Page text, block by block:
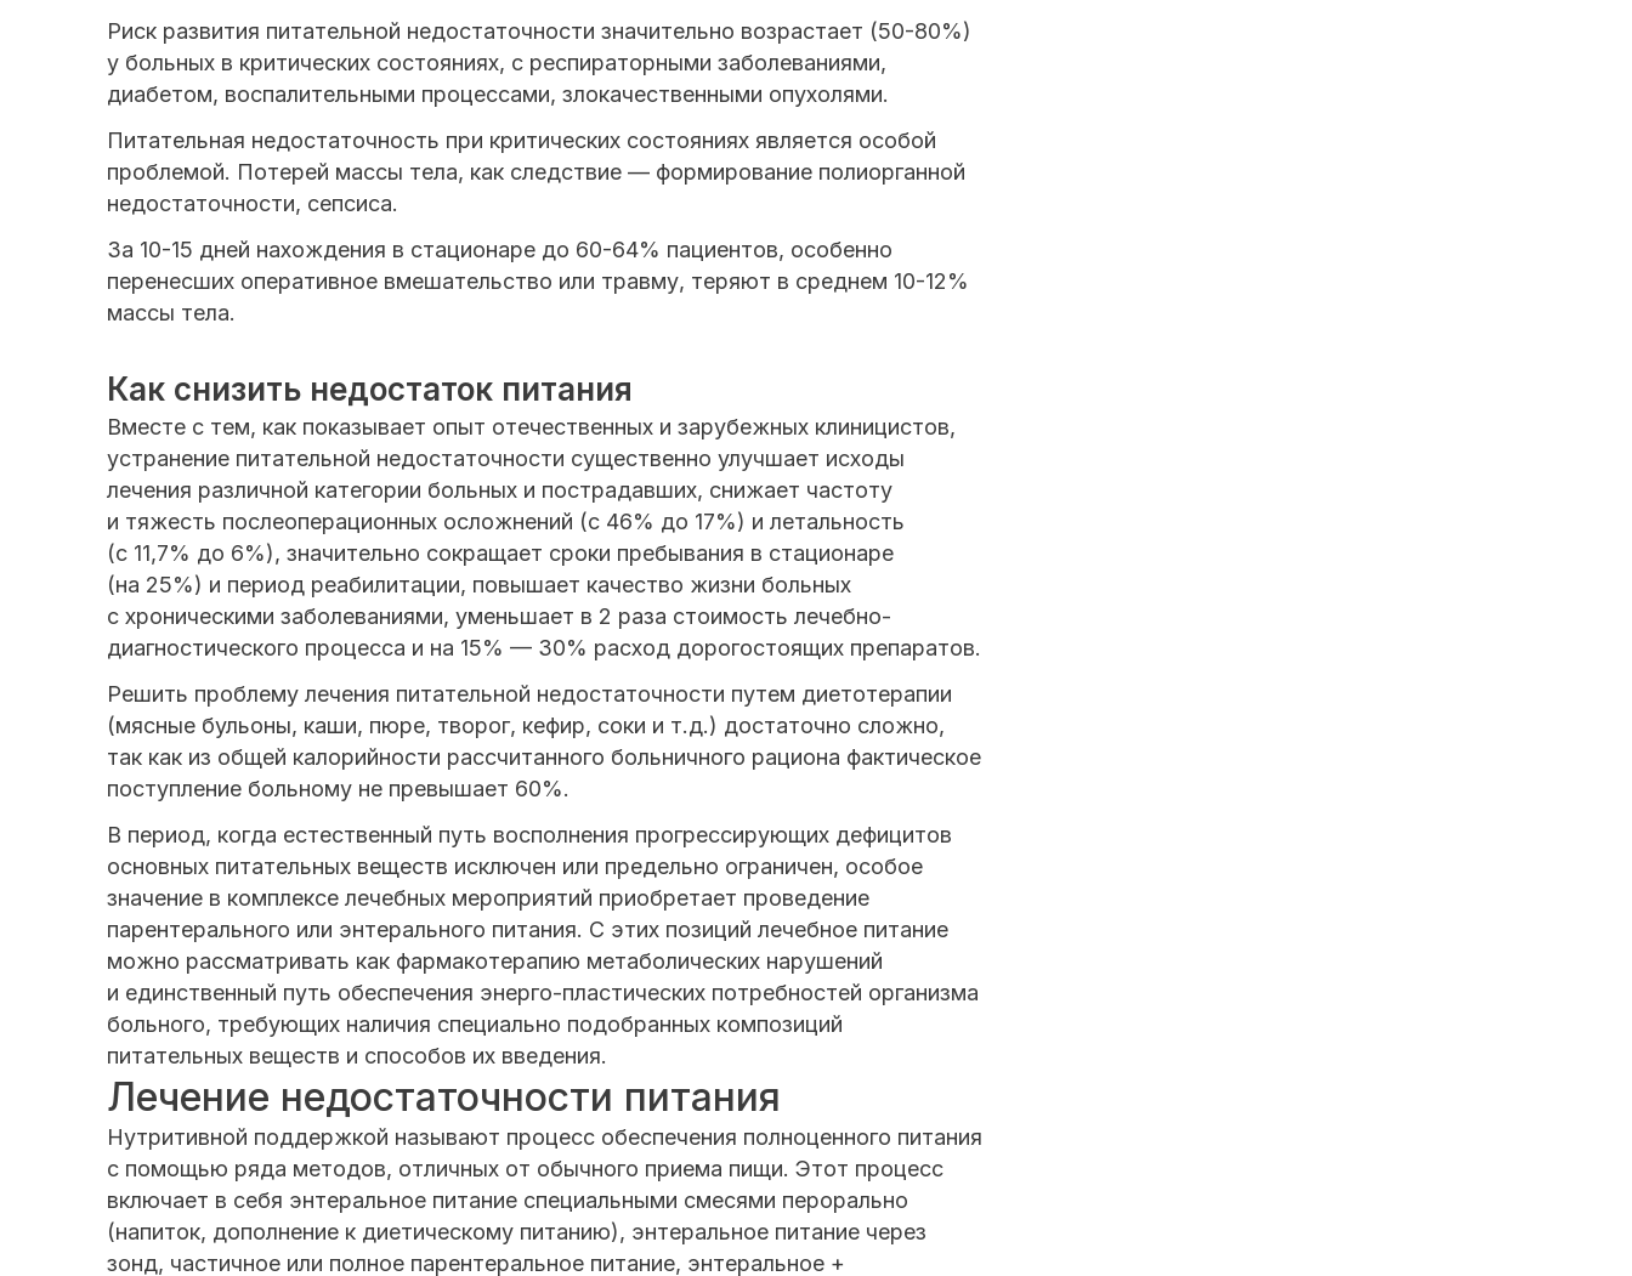
Риск развития питательной недостаточности значительно возрастает (50-80%)
у больных в критических состояниях, с респираторными заболеваниями,
диабетом, воспалительными процессами, злокачественными опухолями.
Питательная недостаточность при критических состояниях является особой
проблемой. Потерей массы тела, как следствие — формирование полиорганной
недостаточности, сепсиса.
За 10-15 дней нахождения в стационаре до 60-64% пациентов, особенно
перенесших оперативное вмешательство или травму, теряют в среднем 10-12%
массы тела.
Как снизить недостаток питания
Вместе с тем, как показывает опыт отечественных и зарубежных клиницистов,
устранение питательной недостаточности существенно улучшает исходы
лечения различной категории больных и пострадавших, снижает частоту
и тяжесть послеоперационных осложнений (с 46% до 17%) и летальность
(с 11,7% до 6%), значительно сокращает сроки пребывания в стационаре
(на 25%) и период реабилитации, повышает качество жизни больных
с хроническими заболеваниями, уменьшает в 2 раза стоимость лечебно-
диагностического процесса и на 15% — 30% расход дорогостоящих препаратов.
Решить проблему лечения питательной недостаточности путем диетотерапии
(мясные бульоны, каши, пюре, творог, кефир, соки и т.д.) достаточно сложно,
так как из общей калорийности рассчитанного больничного рациона фактическое
поступление больному не превышает 60%.
В период, когда естественный путь восполнения прогрессирующих дефицитов
основных питательных веществ исключен или предельно ограничен, особое
значение в комплексе лечебных мероприятий приобретает проведение
парентерального или энтерального питания. С этих позиций лечебное питание
можно рассматривать как фармакотерапию метаболических нарушений
и единственный путь обеспечения энерго-пластических потребностей организма
больного, требующих наличия специально подобранных композиций
питательных веществ и способов их введения.
Лечение недостаточности питания
Нутритивной поддержкой называют процесс обеспечения полноценного питания
с помощью ряда методов, отличных от обычного приема пищи. Этот процесс
включает в себя энтеральное питание специальными смесями перорально
(напиток, дополнение к диетическому питанию), энтеральное питание через
зонд, частичное или полное парентеральное питание, энтеральное +